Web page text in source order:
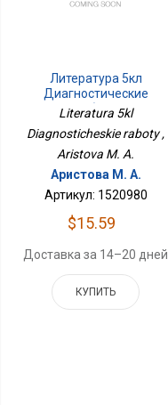
Литература 5кл
Диагностические
Работы
Literatura 5kl
Diagnosticheskie raboty ,
Aristova M. A.
Аристова М. А.
Артикул: 1520980
$15.59
Доставка за 14–20 дней
КУПИТЬ